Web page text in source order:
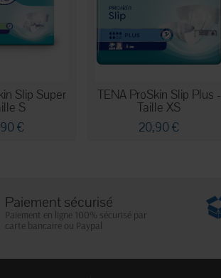
Slip Super
S
€
TENA ProSkin Slip Plus -
Taille XS
20,90 €
Paiement sécurisé
Paiement en ligne 100% sécurisé par
carte bancaire ou Paypal